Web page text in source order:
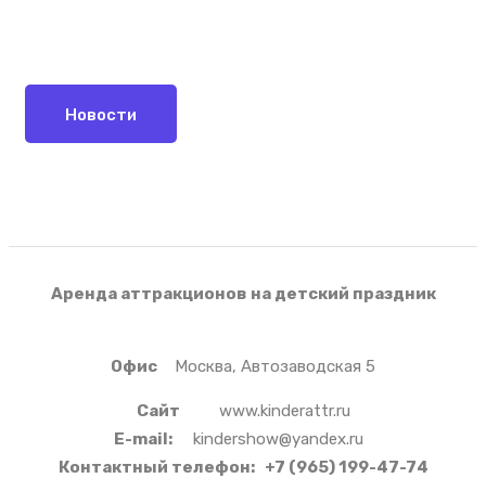
Новости
Аренда аттракционов на детский праздник
Офис Москва, Автозаводская 5
Сайт
www.kinderattr.ru
E-mail:
kindershow@yandex.ru
Контактный телефон: +7 (965) 199-47-74